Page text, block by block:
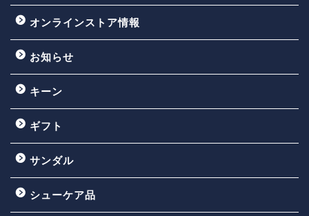
オンラインストア情報
お知らせ
キーン
ギフト
サンダル
シューケア品